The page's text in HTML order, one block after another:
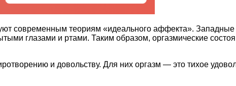
современным теориям «идеального аффекта».
глазами и ртами. Таким образом, оргазмические
и довольству. Для них оргазм — это тихое